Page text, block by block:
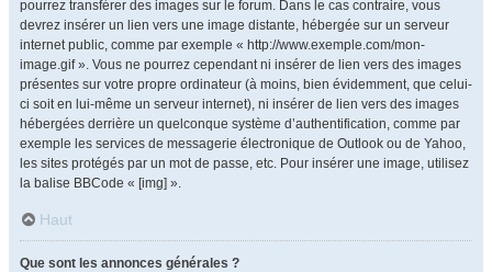
pourrez transférer des images sur le forum. Dans le cas contraire, vous
devrez insérer un lien vers une image distante, hébergée sur un serveur
internet public, comme par exemple « http://www.exemple.com/mon-
image.gif ». Vous ne pourrez cependant ni insérer de lien vers des images
présentes sur votre propre ordinateur (à moins, bien évidemment, que celui-
ci soit en lui-même un serveur internet), ni insérer de lien vers des images
hébergées derrière un quelconque système d’authentification, comme par
exemple les services de messagerie électronique de Outlook ou de Yahoo,
les sites protégés par un mot de passe, etc. Pour insérer une image, utilisez
la balise BBCode « [img] ».
Haut
Que sont les annonces générales ?